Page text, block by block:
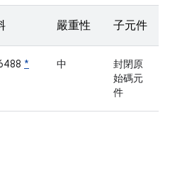
嚴重性 子元件
* 中
封閉原
始碼元
件